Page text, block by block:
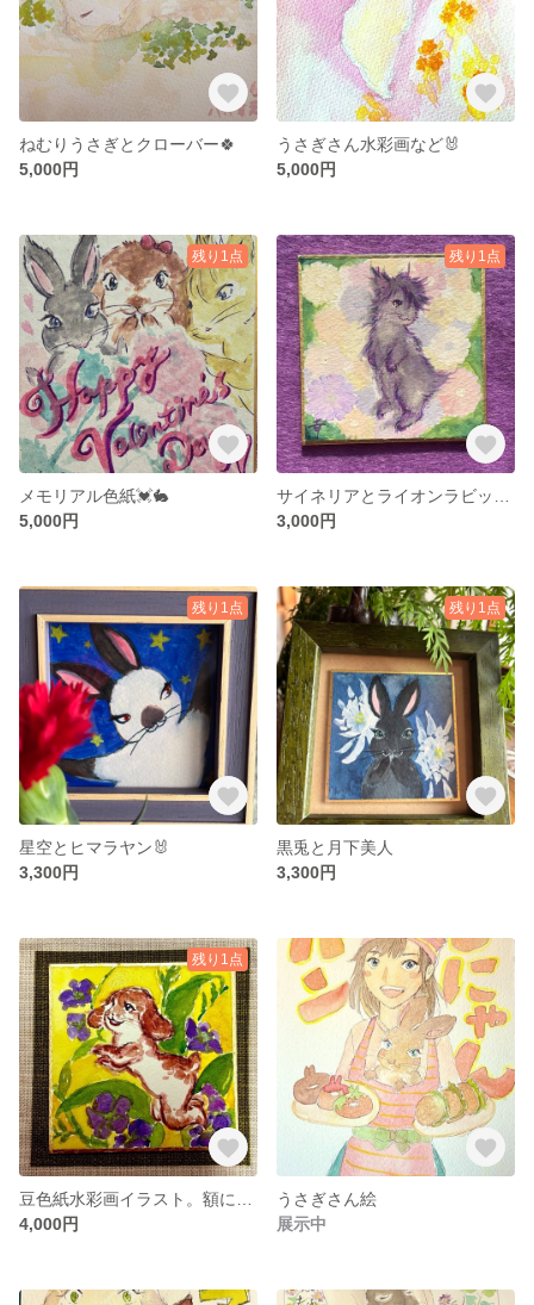
ねむりうさぎとクローバー🍀
5,000円
うさぎさん水彩画など🐰
5,000円
残り1点
メモリアル色紙💓🐇
5,000円
残り1点
3,000円
残り1点
星空とヒマラヤン🐰
3,300円
残り1点
黒兎と月下美人
3,300円
残り1点
4,000円
うさぎさん絵
展示中